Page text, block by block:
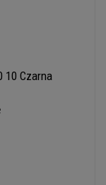
10 Czarna